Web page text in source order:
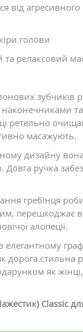
від агресивного
голови
релаксовий
зубчиків
та
ретельно
масажують.
дизайну
Довга ручка
гребінця
перешкоджає
алопеції.
дорога стильна
як жінці,
Classic